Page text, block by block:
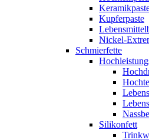
Kupferpaste
Nickel-
Schmierfette
Silikonfett